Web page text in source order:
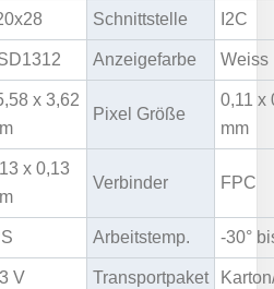
Schnittstelle I2C
Anzeigefarbe Weiss
x 3,62
Pixel Größe
0,11 x
mm
x 0,13
Verbinder FPC
Arbeitstemp. -30°
V Transportpaket